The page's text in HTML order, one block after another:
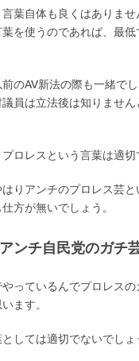
葉自体も良くはありま
を使うのであれば、最
のAV新法の際も一緒で
議員は立法後は知りませ
ロレスという言葉は適切
りアンチのプロレス芸
方が無いでしょう。
ンチ自民党のガチ
っているんでプロレス
ます。
しては適切でないでしょ